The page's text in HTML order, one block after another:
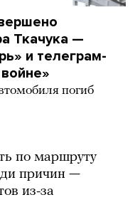
Ткачука —
и телеграм-
погиб
по маршруту
причин —
из-за